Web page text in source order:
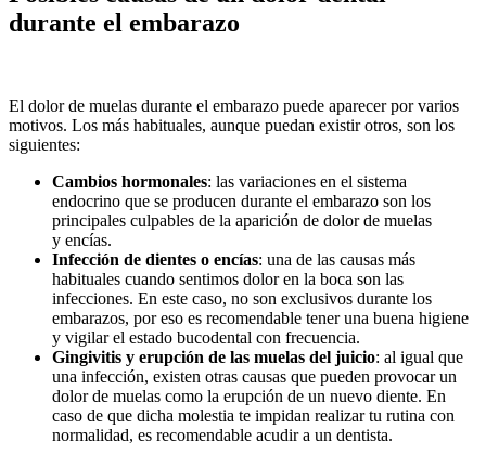
durante el embarazo
El dolor de muelas durante el embarazo puede aparecer por varios
motivos. Los más habituales, aunque puedan existir otros, son los
siguientes:
Cambios hormonales: las variaciones en el sistema
endocrino que se producen durante el embarazo son los
principales culpables de la aparición de dolor de muelas
y encías.
Infección de dientes o encías: una de las causas más
habituales cuando sentimos dolor en la boca son las
infecciones. En este caso, no son exclusivos durante los
embarazos, por eso es recomendable tener una buena higiene
y vigilar el estado bucodental con frecuencia.
Gingivitis y erupción de las muelas del juicio: al igual que
una infección, existen otras causas que pueden provocar un
dolor de muelas como la erupción de un nuevo diente. En
caso de que dicha molestia te impidan realizar tu rutina con
normalidad, es recomendable acudir a un dentista.